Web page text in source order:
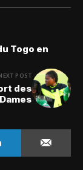
Togo en
POST
des